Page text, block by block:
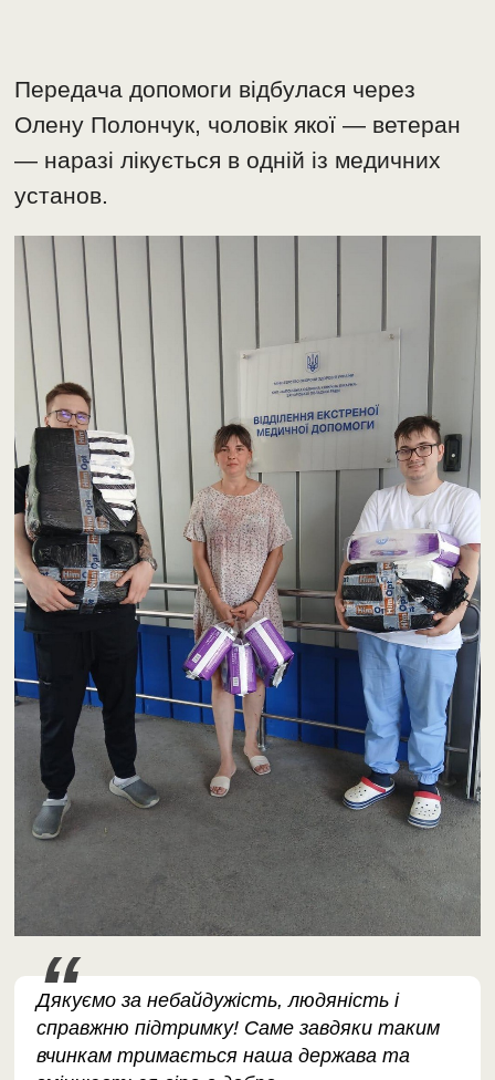
Передача допомоги відбулася через
Олену Полончук, чоловік якої — ветеран
— наразі лікується в одній із медичних
установ.
Дякуємо за небайдужість, людяність і
справжню підтримку! Саме завдяки таким
вчинкам тримається наша держава та